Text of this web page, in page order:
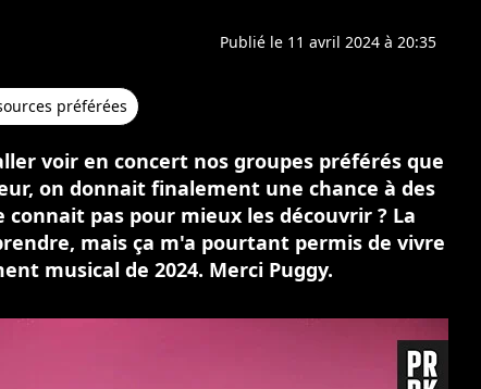
Publié le 11 avril 2024 à 20:35
préférées
voir en concert nos groupes préférés que
on donnait finalement une chance à des
pas pour mieux les découvrir ? La
mais ça m'a pourtant permis de vivre
musical de 2024. Merci Puggy.